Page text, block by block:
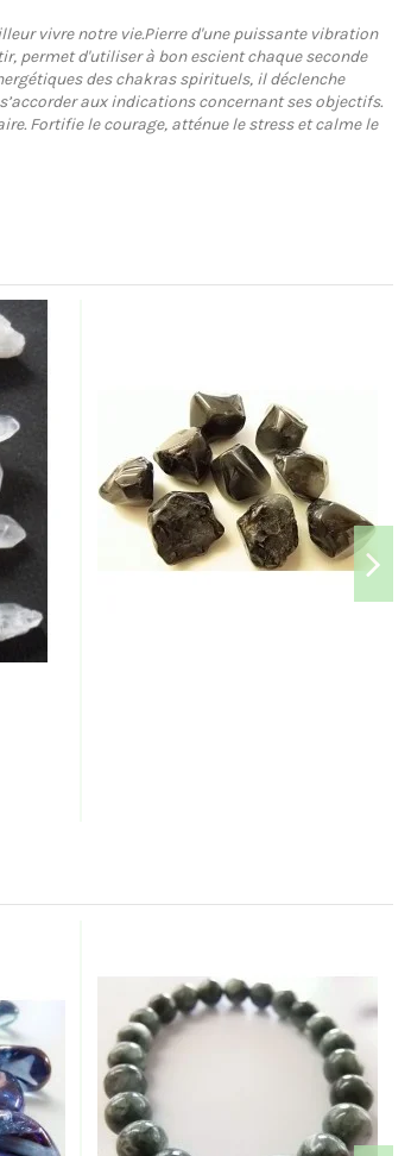
vivre notre vie.Pierre d'une puissante vibration
permet d'utiliser à bon escient chaque seconde
des chakras spirituels, il déclenche
aux indications concernant ses objectifs.
Fortifie le courage, atténue le stress et calme le